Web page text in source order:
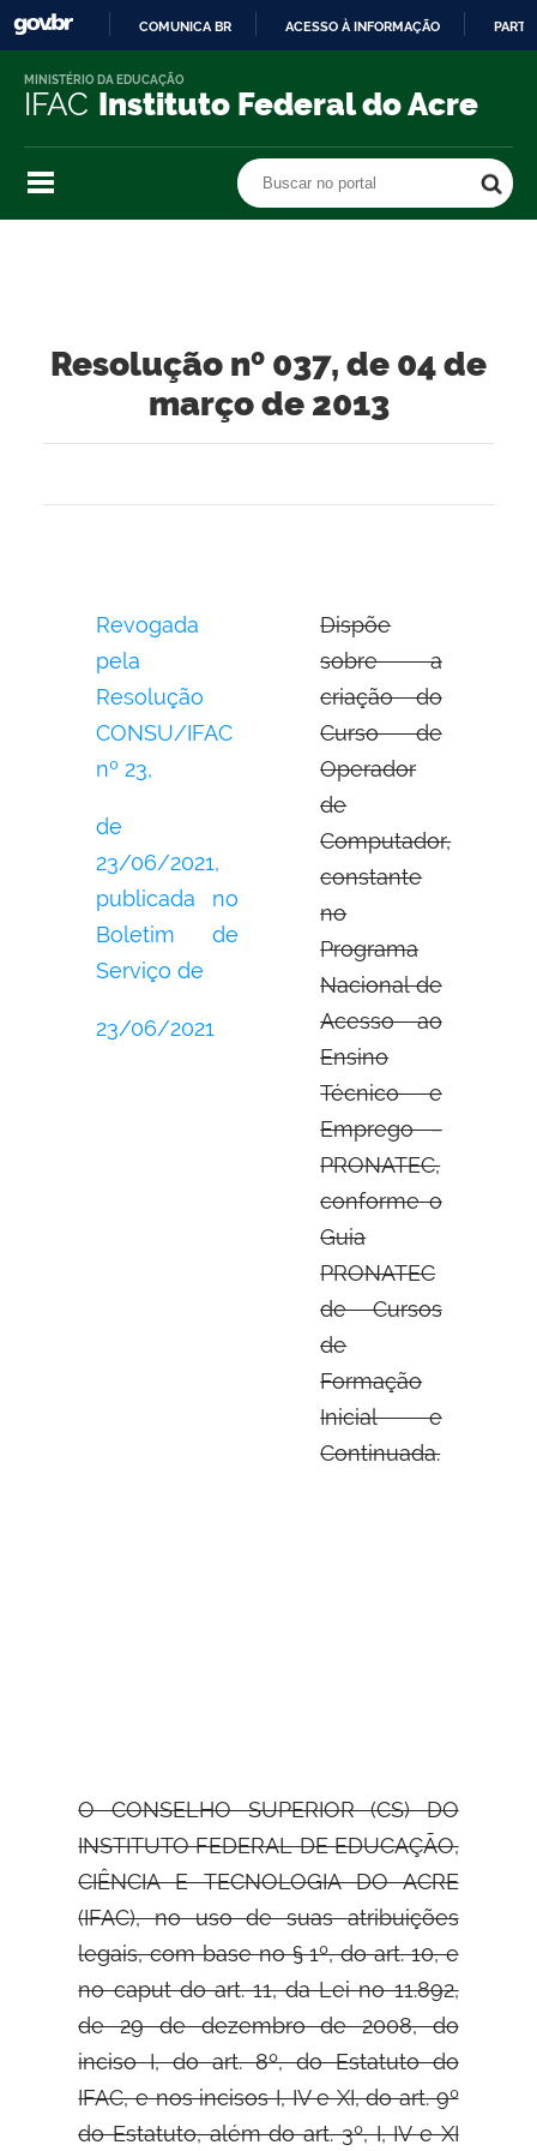
O
COMUNICA BR ACESSO À INFORMAÇÃO
IFAC Instituto Federal do Acre
MINISTÉRIO DA EDUCAÇÃO
Buscar no portal
Resolução nº 037, de 04 de
março de 2013
Revogada
pela
Resolução
CONSU/IFAC
nº 23,
de
23/06/2021,
publicada no
Boletim de
Serviço de
23/06/2021
Dispõe
sobre a
criação do
Curso de
Operador
de
Computador,
constante
no
Programa
Nacional de
Acesso ao
Ensino
Técnico e
Emprego –
PRONATEC,
conforme o
Guia
PRONATEC
de Cursos
de
Formação
Inicial e
Continuada.
O CONSELHO SUPERIOR (CS) DO
INSTITUTO FEDERAL DE EDUCAÇÃO,
CIÊNCIA E TECNOLOGIA DO ACRE
(IFAC), no uso de suasatribuições
legais, com base no § 1º, do art. 10, e
no caput do art. 11, da Lei no 11.892,
de 29 de dezembro de 2008, do
inciso I, do art. 8º, do Estatuto do
IFAC, e nos incisos I, IV e XI, do art. 9º
do Estatuto, além do art. 3º, I, IV e XI